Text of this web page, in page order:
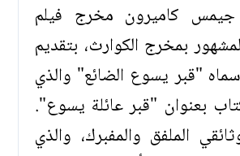
جيمس كاميرون مخرج فيلم
بمخرج الكوارث، بتقديم
"قبر يسوع الضائع" والذي
بعنوان "قبر عائلة يسوع".
الملفق والمفبرك، والذي